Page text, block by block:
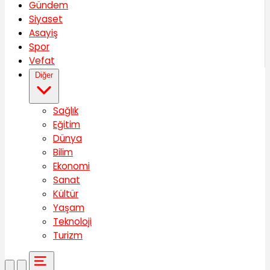
Gündem
Siyaset
Asayiş
Spor
Vefat
Diğer
Sağlık
Eğitim
Dünya
Bilim
Ekonomi
Sanat
Kültür
Yaşam
Teknoloji
Turizm